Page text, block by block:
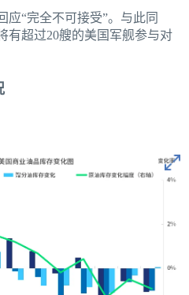
应“完全不可接受”。与此同
有超过20艘的美国军舰参与对